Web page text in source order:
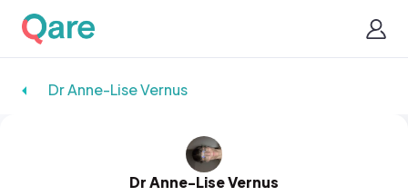
Dr Anne-Lise Vernus
Dr Anne-Lise Vernus